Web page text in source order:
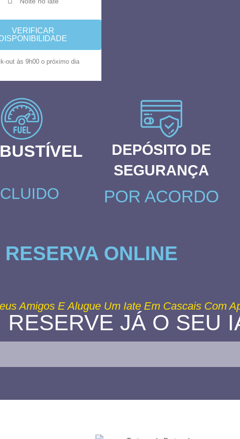
VERIFICAR
DISPONIBILIDADE
out às 9h00 o próximo dia
DEPÓSITO DE
SEGURANÇA
POR ACORDO
RESERVA ONLINE
Amigos E Alugue Um Iate Em Cascais Com
RESERVE JÁ O SEU